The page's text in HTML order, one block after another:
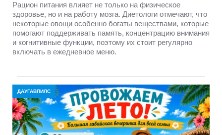
Рацион питания влияет не только на физическое
здоровье, но и на работу мозга. Диетологи отмечают, что
некоторые овощи особенно богаты веществами, которые
помогают поддерживать память, концентрацию внимания
и когнитивные функции, поэтому их стоит регулярно
включать в ежедневное меню.
ДАУГАВПИЛС